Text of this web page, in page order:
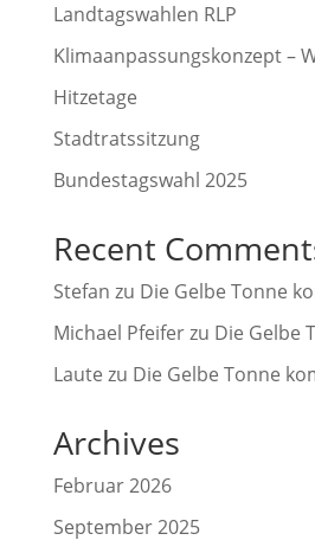
Landtagswahlen RLP
Klimaanpassungskonzept –
Hitzetage
Stadtratssitzung
Bundestagswahl 2025
Recent
Stefan zu Die Gelbe Tonne
Michael Pfeiferzu Die Gelbe
Laute zu Die Gelbe Tonne
Archives
Februar 2026
September 2025